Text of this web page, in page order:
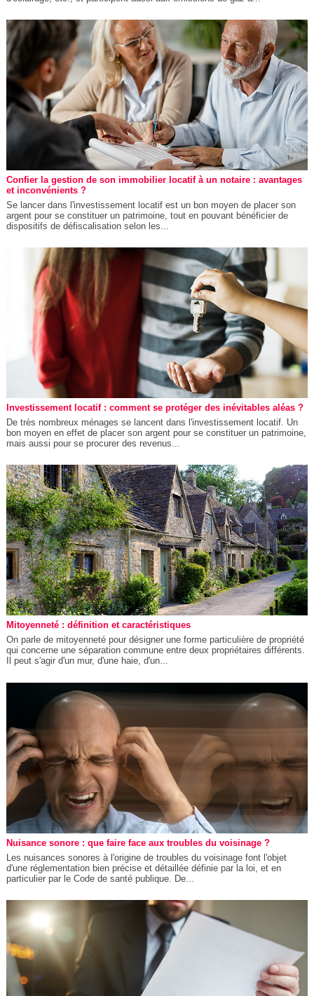
Confier la gestion de son immobilier locatif à un notaire : avantages
et inconvénients ?
Se lancer dans l'investissement locatif est un bon moyen de placer son
argent pour se constituer un patrimoine, tout en pouvant bénéficier de
dispositifs de défiscalisation selon les...
Investissement locatif : comment se protéger des inévitables aléas ?
De très nombreux ménages se lancent dans l'investissement locatif. Un
bon moyen en effet de placer son argent pour se constituer un patrimoine,
mais aussi pour se procurer des revenus...
Mitoyenneté : définition et caractéristiques
On parle de mitoyenneté pour désigner une forme particulière de propriété
qui concerne une séparation commune entre deux propriétaires différents.
Il peut s'agir d'un mur, d'une haie, d'un...
Nuisance sonore : que faire face aux troubles du voisinage ?
Les nuisances sonores à l'origine de troubles du voisinage font l'objet
d'une réglementation bien précise et détaillée définie par la loi, et en
particulier par le Code de santé publique. De...